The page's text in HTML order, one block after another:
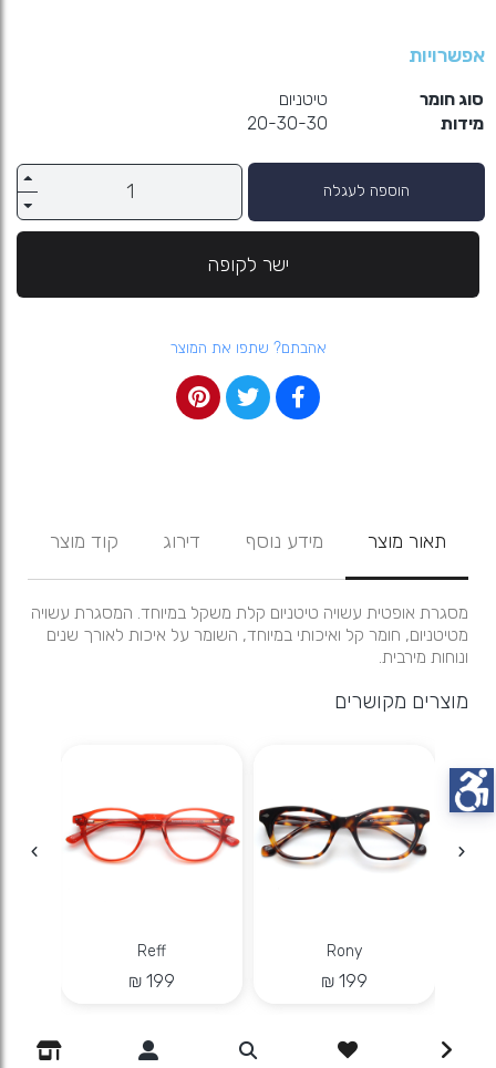
אפשרויות
סוג חומר
טיטניום
מידות
20-30-30
הוספה לעגלה
ישר לקופה
אהבתם? שתפו את המוצר
תאור מוצר מידע נוסף דירוג קוד מוצר
מסגרת אופטית עשויה טיטניום קלת משקל במיוחד. המסגרת עשויה
מטיטניום, חומר קל ואיכותי במיוחד, השומר על איכות לאורך שנים
ונוחות מירבית.
מוצרים מקושרים
Rony
Reff